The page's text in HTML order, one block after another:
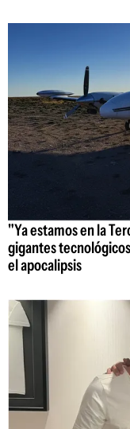
"Ya estamos en la
gigantes
el apocalipsis